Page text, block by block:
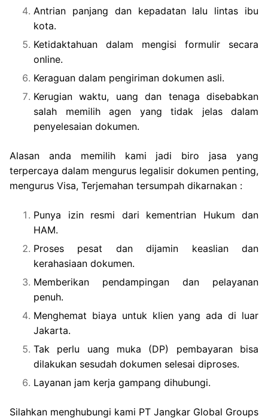
Antrian panjang dan kepadatan lalu lintas ibu
kota.
Ketidaktahuan dalam mengisi formulir secara
online.
Keraguan dalam pengiriman dokumen asli.
Kerugian waktu, uang dan tenaga disebabkan
salah memilih agen yang tidak jelas dalam
penyelesaian dokumen.
Alasan anda memilih kami jadi biro jasa yang
terpercaya dalam mengurus legalisir dokumen penting,
mengurus Visa, Terjemahan tersumpah dikarnakan :
Punya izin resmi dari kementrian Hukum dan
HAM.
Proses pesat dan dijamin keaslian dan
kerahasiaan dokumen.
Memberikan pendampingan dan pelayanan
penuh.
Menghemat biaya untuk klien yang ada di luar
Jakarta.
Tak perlu uang muka (DP) pembayaran bisa
dilakukan sesudah dokumen selesai diproses.
Layanan jam kerja gampang dihubungi.
Silahkan menghubungi kami PT Jangkar Global Groups